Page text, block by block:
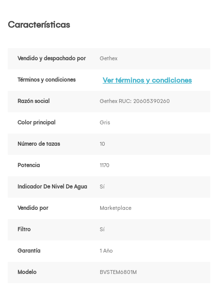
Características
Vendido y despachado por Gethex
Términos y condiciones Ver términos y condiciones
Razón social Gethex RUC: 20605390260
Color principal Gris
Número de tazas 10
Potencia 1170
Indicador De Nivel De Agua Sí
Vendido por Marketplace
Filtro Sí
Garantía 1 Año
Modelo BVSTEM6801M